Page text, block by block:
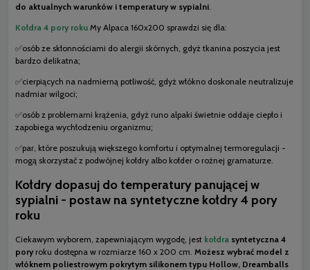
do aktualnych warunków i temperatury w sypialni
Kołdra 4 pory roku My Alpaca 160x200 sprawdzi się dla:
✅osób ze skłonnościami do alergii skórnych, gdyż tkanina poszycia jest
bardzo delikatna;
✅cierpiących na nadmierną potliwość, gdyż włókno doskonale neutralizuje
nadmiar wilgoci;
✅osób z problemami krążenia, gdyż runo alpaki świetnie oddaje ciepło i
zapobiega wychłodzeniu organizmu;
✅par, które poszukują większego komfortu i optymalnej termoregulacji -
mogą skorzystać z podwójnej kołdry albo kołder o rożnej gramaturze.
Kołdry dopasuj do temperatury panującej w
sypialni - postaw na syntetyczne kołdry 4 pory
roku
Ciekawym wyborem, zapewniającym wygodę, jest kołdra syntetyczna 4
poryroku dostępna w rozmiarze 160 x 200 cm. Możesz wybrać model z
włóknem poliestrowym pokrytym silikonem typu Hollow, Dreamballs